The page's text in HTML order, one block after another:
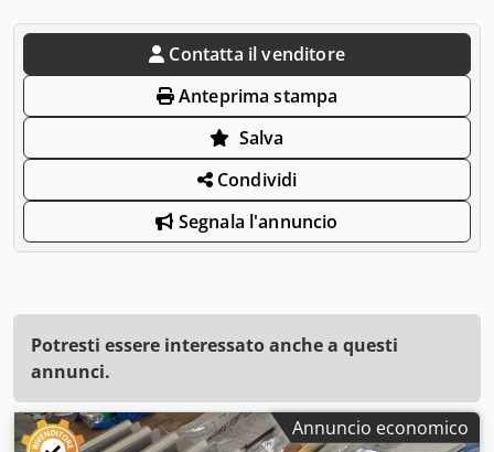
Contatta il venditore
Anteprima stampa
Salva
Condividi
Segnala l'annuncio
Potresti essere interessato anche a questi
annunci.
Annuncio economico